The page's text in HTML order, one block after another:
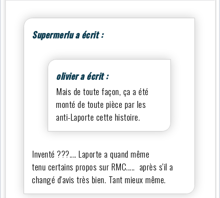
Supermerlu a écrit :
olivier a écrit :
Mais de toute façon, ça a été
monté de toute pièce par les
anti-Laporte cette histoire.
Inventé ???.... Laporte a quand même
tenu certains propos sur RMC..... après s'il a
changé d'avis très bien. Tant mieux même.